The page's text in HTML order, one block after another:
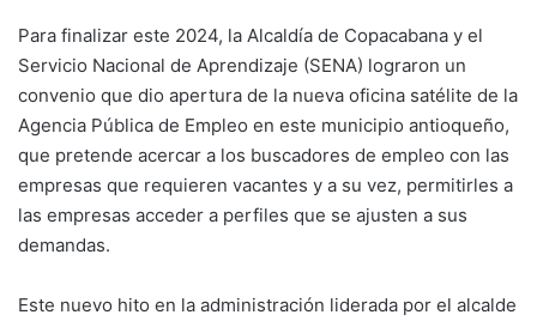
Para finalizar este 2024, la Alcaldía de Copacabana y el
Servicio Nacional de Aprendizaje (SENA) lograron un
convenio que dio apertura de la nueva oficina satélite de la
Agencia Pública de Empleo en este municipio antioqueño,
que pretende acercar a los buscadores de empleo con las
empresas que requieren vacantes y a su vez, permitirles a
las empresas acceder a perfiles que se ajusten a sus
demandas.
Este nuevo hito en la administración liderada por el alcalde